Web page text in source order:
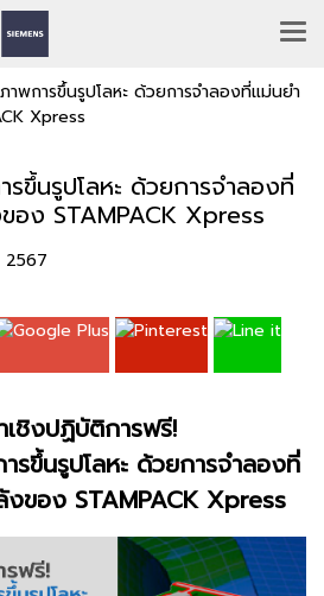
พการขึ้นรูปโลหะ ด้วยการจำลองที่แม่นยำ
Xpress
ขึ้นรูปโลหะ ด้วยการจำลองที่
อง STAMPACK Xpress
2567
เชิงปฏิบัติการฟรี!
ขึ้นรูปโลหะ ด้วยการจำลองที่
ของ STAMPACK Xpress